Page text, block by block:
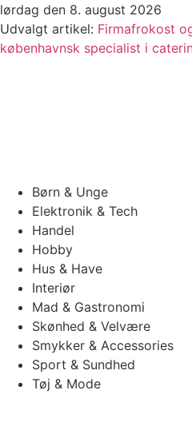
Videre
til
indhold
lørdag den 8. august 2026
Udvalgt artikel: Firmafrokost
københavnsk specialist i
Børn & Unge
Elektronik & Tech
Handel
Hobby
Hus & Have
Interiør
Mad & Gastronomi
Skønhed & Velvære
Smykker & Accessories
Sport & Sundhed
Tøj & Mode